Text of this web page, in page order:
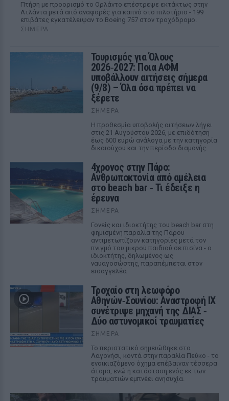
Πτήση με προορισμό το Ορλάντο επέστρεψε εκτάκτως στην
Ατλάντα μετά από αναφορές για καπνό στο πιλοτήριο - 199
επιβάτες εγκατέλειψαν το Boeing 757 στον τροχόδρομο.
ΣΉΜΕΡΑ
Τουρισμός για Όλους
2026‑2027: Ποια ΑΦΜ
υποβάλλουν αιτήσεις σήμερα
(9/8) – Όλα όσα πρέπει να
ξέρετε
ΣΉΜΕΡΑ
Η προθεσμία υποβολής αιτήσεων λήγει
στις 21 Αυγούστου 2026, με επιδότηση
έως 600 ευρώ ανάλογα με την κατηγορία
δικαιούχου και την περίοδο διαμονής.
4χρονος στην Πάρο:
Ανθρωποκτονία από αμέλεια
στο beach bar ‑ Τι έδειξε η
έρευνα
ΣΉΜΕΡΑ
Γονείς και ιδιοκτήτης του beach bar στη
φημισμένη παραλία της Πάρου
αντιμετωπίζουν κατηγορίες μετά τον
πνιγμό του μικρού παιδιού σε πισίνα - ο
ιδιοκτήτης, δηλωμένος ως
ναυαγοσώστης, παραπέμπεται στον
εισαγγελέα
Τροχαίο στη λεωφόρο
Αθηνών‑Σουνίου: Αναστροφή ΙΧ
συνέτριψε μηχανή της ΔΙΑΣ ‑
Δύο αστυνομικοί τραυματίες
ΣΉΜΕΡΑ
Το περιστατικό σημειώθηκε στο
Λαγονήσι, κοντά στην παραλία Πεύκο - το
ενοικιαζόμενο όχημα επέβαιναν τέσσερα
άτομα, ενώ η κατάσταση ενός εκ των
τραυματιών εμπνέει ανησυχία.